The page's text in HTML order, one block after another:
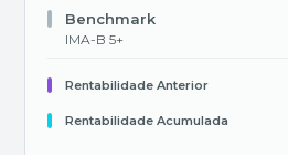
Benchmark
IMA-B 5+
Rentabilidade Anterior
Rentabilidade Acumulada